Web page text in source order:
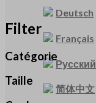
Deutsch
Français
Русский
简体中文
Filter
Catégorie
Taille